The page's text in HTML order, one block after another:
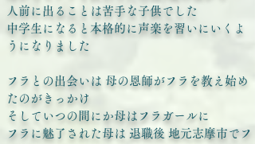
人前に出ることは苦手な子供でした
中学生になると本格的に声楽を習いにいくよ
うになりました
フラとの出会いは 母の恩師がフラを教え始め
たのがきっかけ
そしていつの間にか母はフラガールに
フラに魅了された母は 退職後 地元志摩市でフ